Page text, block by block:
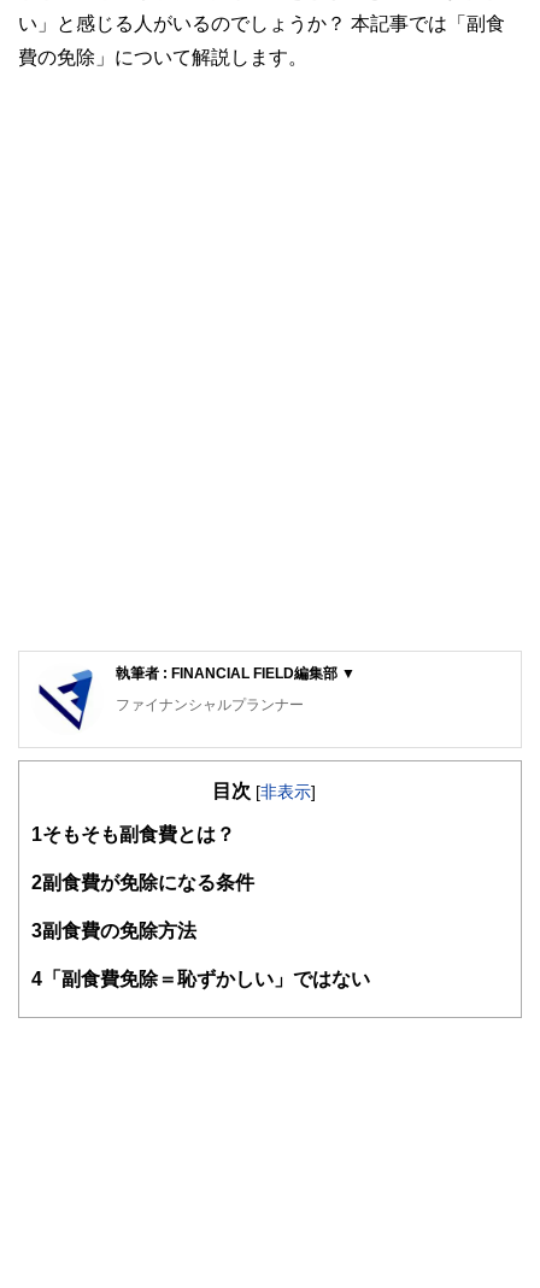
い」と感じる人がいるのでしょうか？ 本記事では「副食
費の免除」について解説します。
執筆者 : FINANCIAL FIELD編集部 ▼
ファイナンシャルプランナー
FinancialField編集部は、金融、経済に関する記事を、日々
知識がない方でも理解できるようわかりやすく発信していま
得者を中心に「お金や暮らし」に関する書籍・雑誌の編集経
験者で構成され、企画立案から記事掲載まですべての工程に
関わることで、読者目線のコンテンツを追求しています。
護士、税理士、宅地建物取引士、相続診断士、住宅ローンア
目次 [非表示]
1 そもそも副食費とは？
2副食費が免除になる条件
3副食費の免除方法
4 「副食費免除＝恥ずかしい」ではない